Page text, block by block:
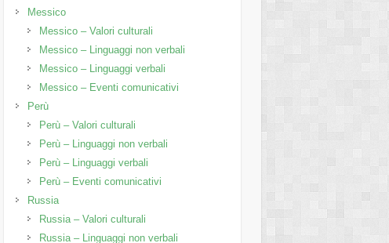
Messico
Messico – Valori culturali
Messico – Linguaggi non verbali
Messico – Linguaggi verbali
Messico – Eventi comunicativi
Perù
Perù – Valori culturali
Perù – Linguaggi non verbali
Perù – Linguaggi verbali
Perù – Eventi comunicativi
Russia
Russia – Valori culturali
Russia – Linguaggi non verbali